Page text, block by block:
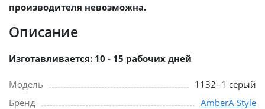
производителя невозможна.
Описание
Изготавливается: 10 - 15 рабочих дней
Модель
1132 -1 серый
Бренд
AmberA Style